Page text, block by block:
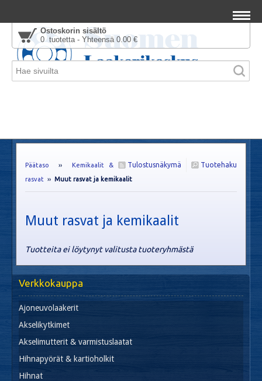
Ostoskorin sisältö
0 tuotetta - Yhteensä 0.00 €
Tuotehaku
Tulostusnäkymä
Päätaso ›› Kemikaalit &
rasvat ›› Muut rasvat ja kemikaalit
Muut rasvat ja kemikaalit
Tuotteita ei löytynyt valitusta tuoteryhmästä
Verkkokauppa
Ajoneuvolaakerit
Akselikytkimet
Akselimutterit & varmistuslaatat
Hihnapyörät & kartioholkit
Hihnat